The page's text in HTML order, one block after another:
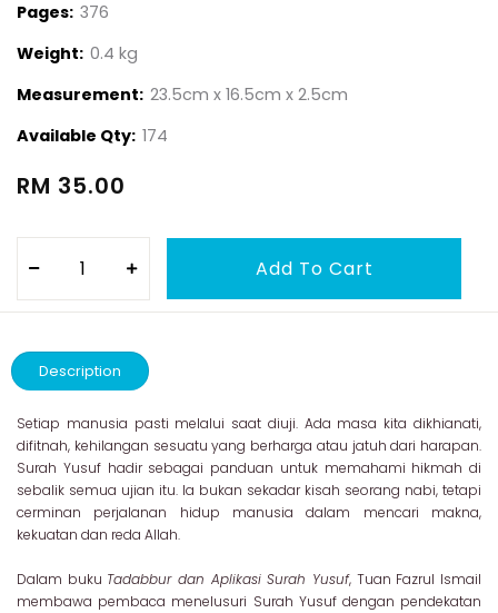
Pages: 376
Weight: 0.4 kg
Measurement: 23.5cm x 16.5cm x 2.5cm
Available Qty: 174
RM 35.00
Description
Setiap manusia pasti melalui saat diuji. Ada masa kita dikhianati,
difitnah, kehilangan sesuatu yang berharga atau jatuh dari harapan.
Surah Yusuf hadir sebagai panduan untuk memahami hikmah di
sebalik semua ujian itu. Ia bukan sekadar kisah seorang nabi, tetapi
cerminan perjalanan hidup manusia dalam mencari makna,
kekuatan dan reda Allah.
Dalam buku Tadabbur dan Aplikasi Surah Yusuf, Tuan Fazrul Ismail
membawa pembaca menelusuri Surah Yusuf dengan pendekatan